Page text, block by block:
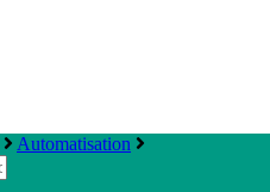
Automatisation